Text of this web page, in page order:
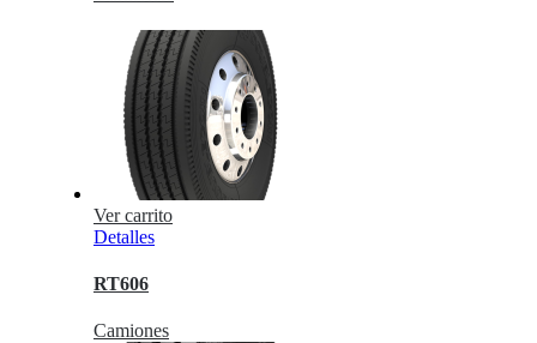
Ver carrito
Detalles
RT606
Camiones